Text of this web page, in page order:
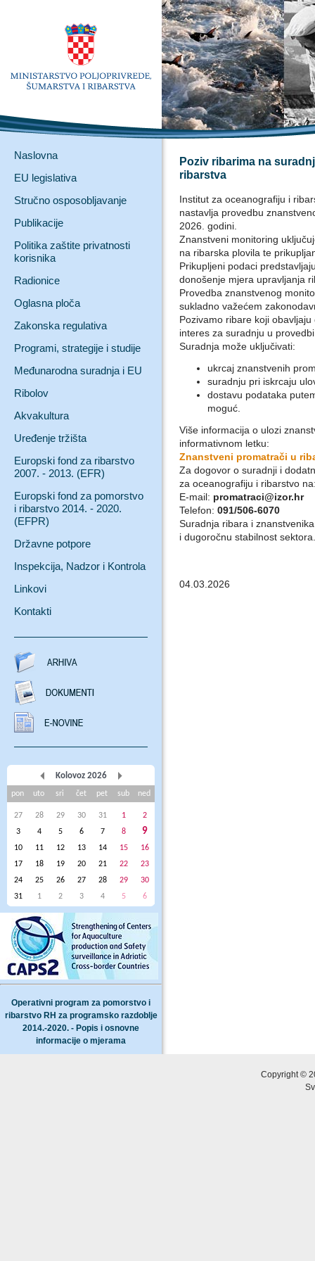
Naslovna
EU legislativa
Stručno osposobljavanje
Publikacije
Politika zaštite privatnosti
korisnika
Radionice
Oglasna ploča
Zakonska regulativa
Programi, strategije i studije
Međunarodna suradnja i EU
Ribolov
Akvakultura
Uređenje tržišta
Europski fond za ribarstvo
2007. - 2013. (EFR)
Europski fond za pomorstvo
i ribarstvo 2014. - 2020.
(EFPR)
Državne potpore
Inspekcija, Nadzor i Kontrola
Linkovi
Kontakti
Kolovoz 2026
pon uto sri čet pet sub ned
27 28 29 30 31 1
2
3
4 5 6 7 8 9
10 11 12 13 14 15
16
17
18 19 20 21 22
23
24
25 26 27 28 29
30
31
1 2 3 4 5 6
Operativni program za pomorstvo i
ribarstvo RH za programsko razdoblje
2014.-2020. - Popis i osnovne
informacije o mjerama
Poziv ribarima na
ribarstva
Institut za oceanografiju i
nastavlja provedbu
2026. godini.
Znanstveni monitoring
na ribarska plovila te
Prikupljeni podaci
donošenje mjera upravljanja
Provedba znanstvenog
sukladno važećem
Pozivamo ribare koji
interes za suradnju u
Suradnja može uključivati:
ukrcaj znanstvenih
suradnju pri iskrcaju
dostavu podataka
moguć.
Više informacija o ulozi
informativnom letku:
Znanstveni promatrači u
Za dogovor o suradnji i
za oceanografiju i ribarstvo
E-mail: promatraci@izor.hr
Telefon: 091/506-6070
Suradnja ribara i
i dugoročnu stabilnost sektora.
04.03.2026
Copyright ©